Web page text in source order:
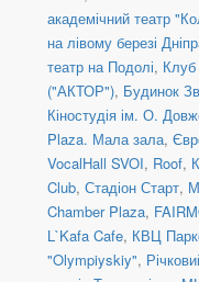
академічний театр
на лівому березі
театр на Подолі,
("АКТОР"), Будинок
Кіностудія ім. О.
Plaza. Мала зала,
VocalHall SVOI, Roof,
Club, Стадіон Старт,
Chamber Plaza,
L`Kafa Cafe, КВЦ
"Olympiyskiy",